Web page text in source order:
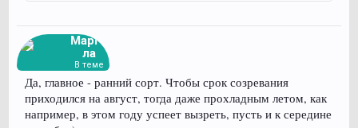
Марго
ла
В теме
Да, главное - ранний сорт. Чтобы срок созревания
приходился на август, тогда даже прохладным летом, как
например, в этом году успеет вызреть, пусть и к середине